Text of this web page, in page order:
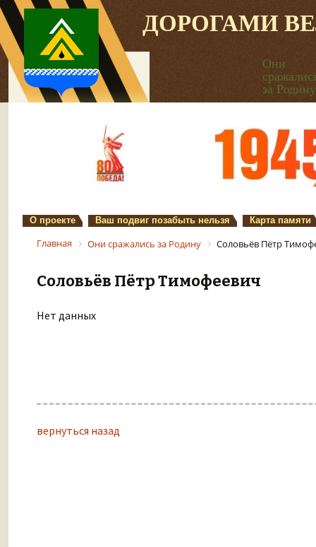
ДОРОГАМИ
Они
за Родину
О проекте Ваш подвиг позабыть нельзя Карта памяти
Главная Они сражались за Родину Соловьёв Пётр
Соловьёв Пётр Тимофеевич
Нет данных
вернуться назад